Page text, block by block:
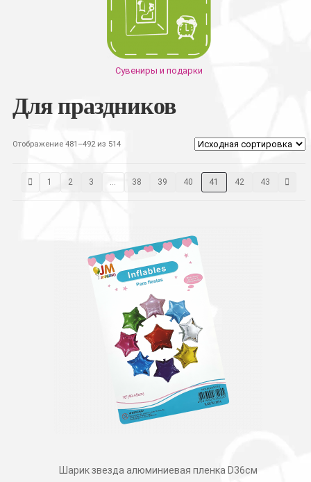
Сувениры и подарки
Для праздников
Отображение 481–492 из 514
1 2 3 38 39 40 41 42 43
Шарик звезда алюминиевая пленка D36см